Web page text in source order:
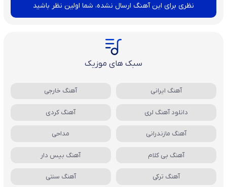
نظری برای این آهنگ ارسال نشده، شما اولین نظر باشید
سبک های موزیک
آهنگ ایرانی آهنگ خارجی
دانلود آهنگ لری آهنگ کردی
آهنگ مازندرانی مداحی
آهنگ بی کلام آهنگ بیس دار
آهنگ ترکی آهنگ سنتی